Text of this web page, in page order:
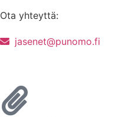
Ota yhteyttä:
jasenet@punomo.fi